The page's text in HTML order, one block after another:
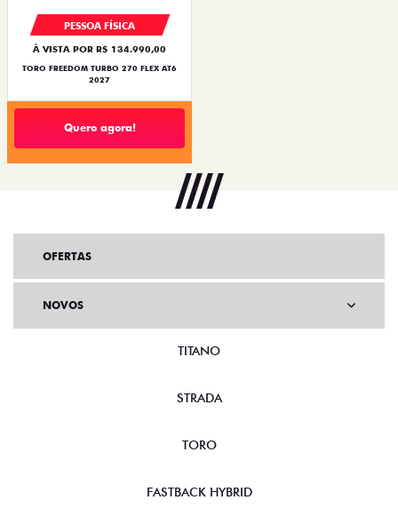
PESSOA FÍSICA
À VISTA POR R$ 134.990,00
TORO FREEDOM TURBO 270 FLEX AT6
2027
Quero agora!
OFERTAS
NOVOS
TITANO
STRADA
TORO
FASTBACK HYBRID